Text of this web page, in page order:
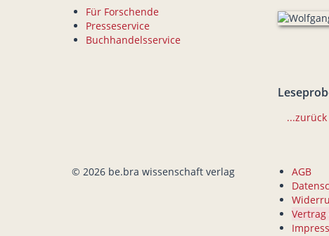
Für Forschende
Presseservice
Buchhandelsservice
...zurück
© 2026 be.bra wissenschaft verlag
AGB